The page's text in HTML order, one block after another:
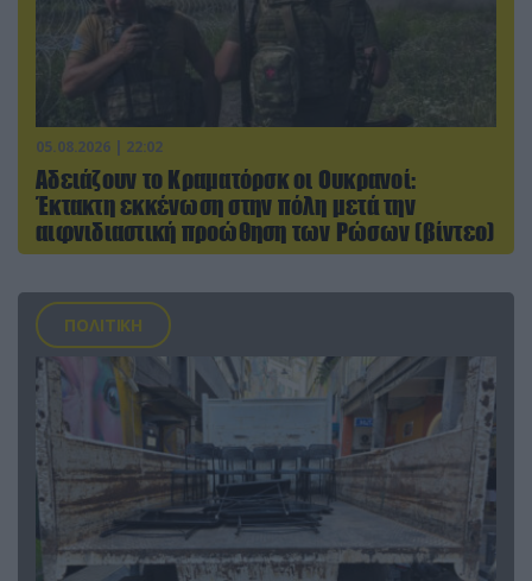
05.08.2026 | 22:02
Αδειάζουν το Κραματόρσκ οι Ουκρανοί:
Έκτακτη εκκένωση στην πόλη μετά την
αιφνιδιαστική προώθηση των Ρώσων (βίντεο)
ΠΟΛΙΤΙΚΗ